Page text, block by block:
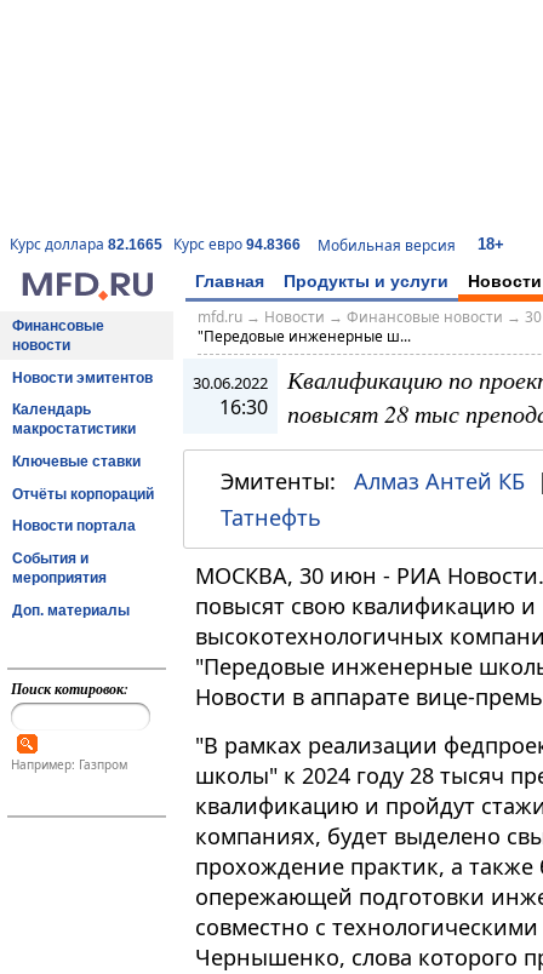
Курс доллара 82.1665 Курс евро 94.8366 Мобильная версия 18+
Главная Продукты и услуги Новости
Финансовые
новости
Новости эмитентов
Календарь
макростатистики
Ключевые ставки
Отчёты корпораций
Новости портала
События и
мероприятия
Доп. материалы
Поиск котировок:
Например: Газпром
mfd.ru→ Новости → Финансовые новости →
"Передовые инженерные ш...
30.06.2022
16:30
Квалификацию по
повысят 28 тыс
Эмитенты: Алмаз Антей КБ
Татнефть
МОСКВА, 30 июн - РИА Новости.
повысят свою квалификацию и
высокотехнологичных
"Передовые инженерные
Новости в аппарате вице-
"В рамках реализации
школы" к 2024 году 28 тысяч
квалификацию и пройдут
компаниях, будет выделено
прохождение практик, а
опережающей подготовки
совместно с
Чернышенко, слова которого